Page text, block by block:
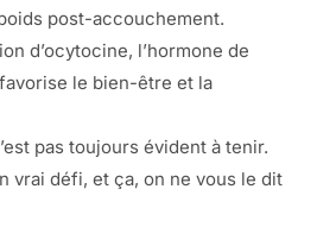
post-accouchement.
d’ocytocine, l’hormone de
le bien-être et la
pas toujours évident à tenir.
vrai défi, et ça, on ne vous le dit